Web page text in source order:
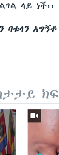
ላይ ነች፡፡
አግኝቶ